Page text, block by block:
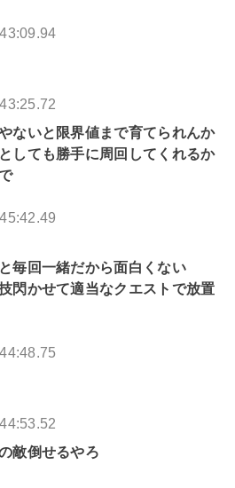
ないと限界値まで育てられんか
しても勝手に周回してくれるか
毎回一緒だから面白くない
閃かせて適当なクエストで放置
敵倒せるやろ